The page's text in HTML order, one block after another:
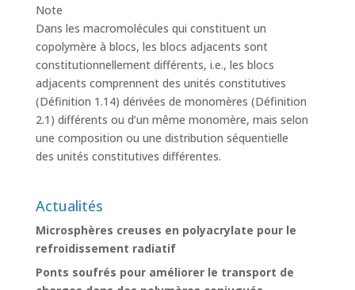
Note
Dans les macromolécules qui constituent un
copolymère à blocs, les blocs adjacents sont
constitutionnellement différents, i.e., les blocs
adjacents comprennent des unités constitutives
(Définition 1.14) dérivées de monomères (Définition
2.1) différents ou d’un même monomère, mais selon
une composition ou une distribution séquentielle
des unités constitutives différentes.
Actualités
Microsphères creuses en polyacrylate pour le
refroidissement radiatif
Ponts soufrés pour améliorer le transport de